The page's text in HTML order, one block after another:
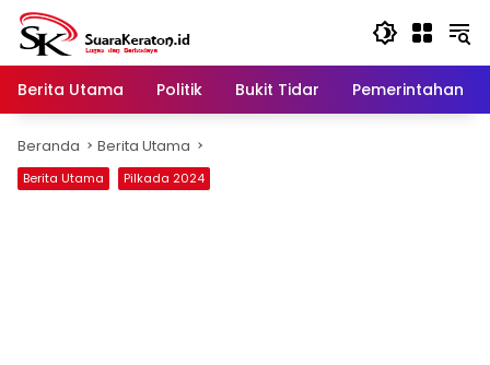
Langsung
konten
Berita Utama
Politik Bukit Tidar Pemerintahan
Beranda Berita Utama
Berita Utama Pilkada 2024